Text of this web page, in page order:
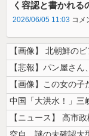
く容認と書かれる
2026/06/05 11:03 コメ
【画像】 北朝鮮の
【悲報】パン屋さ
【画像】この女の